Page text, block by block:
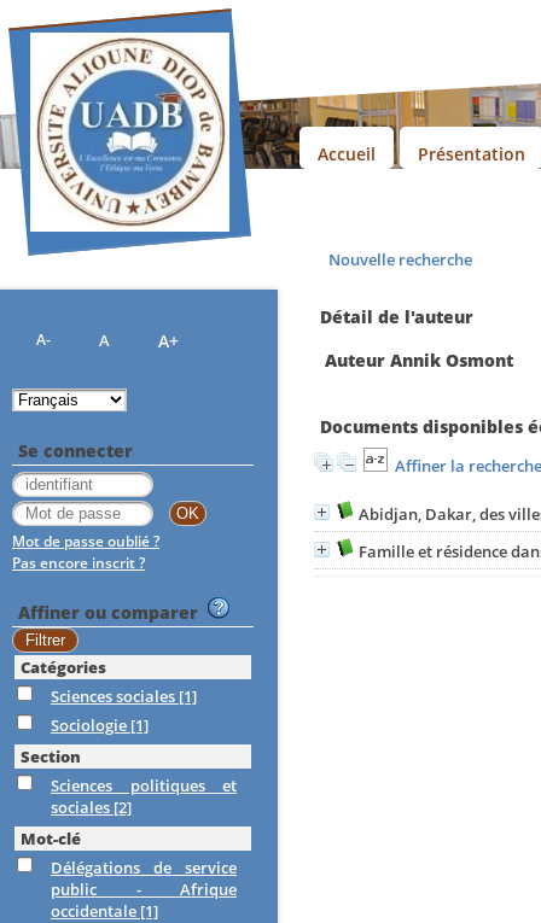
Nouvelle recherche
Détail de l'auteur
Auteur Annik Osmont
Documents disponibles
Affiner la recherche
Abidjan, Dakar, des
Famille et résidence
Accueil Présentation
A- A A+
Se connecter
Mot de passe oublié ?
Pas encore inscrit ?
Affiner ou comparer
Catégories
Sciences sociales [1]
Sociologie [1]
Section
Sciences politiques et
sociales [2]
Mot-clé
Délégations de service
public - Afrique
occidentale [1]